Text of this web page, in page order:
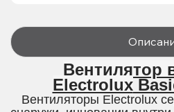
Вентилятор
Electrolux
Вентиляторы Electrolux